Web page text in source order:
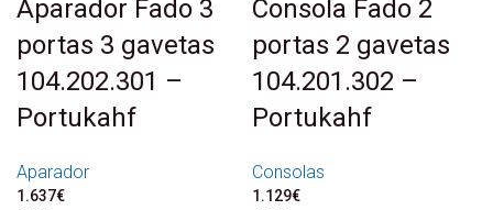
Aparador Fado 3
portas 3 gavetas
104.202.301 –
Portukahf
Aparador
1.637€
Consola Fado 2
portas 2 gavetas
104.201.302 –
Portukahf
Consolas
1.129€